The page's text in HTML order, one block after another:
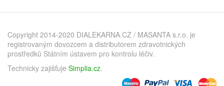
Copyright 2014-2020 DIALEKARNA.CZ / MASANTA s.r.o. je
registrovaným dovozcem a distributorem zdravotnických
prostředků Státním ústavem pro kontrolu léčiv.
Technicky zajišťuje Simplia.cz.